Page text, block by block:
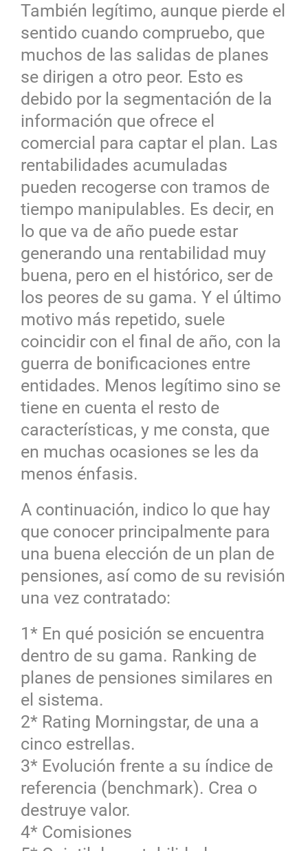
También legítimo, aunque pierde el
sentido cuando compruebo, que
muchos de las salidas de planes
se dirigen a otro peor. Esto es
debido por la segmentación de la
información que ofrece el
comercial para captar el plan. Las
rentabilidades acumuladas
pueden recogerse con tramos de
tiempo manipulables. Es decir, en
lo que va de año puede estar
generando una rentabilidad muy
buena, pero en el histórico, ser de
los peores de su gama. Y el último
motivo más repetido, suele
coincidir con el final de año, con la
guerra de bonificaciones entre
entidades. Menos legítimo sino se
tiene en cuenta el resto de
características, y me consta, que
en muchas ocasiones se les da
menos énfasis.
A continuación, indico lo que hay
que conocer principalmente para
una buena elección de un plan de
pensiones, así como de su revisión
una vez contratado:
1* En qué posición se encuentra
dentro de su gama. Ranking de
planes de pensiones similares en
el sistema.
2* Rating Morningstar, de una a
cinco estrellas.
3* Evolución frente a su índice de
referencia (benchmark). Crea o
destruye valor.
4* Comisiones